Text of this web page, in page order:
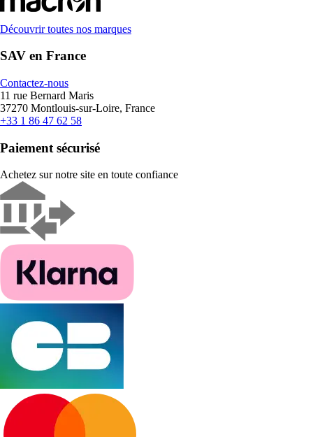
Découvrir toutes nos marques
SAV en France
Contactez-nous
11 rue Bernard Maris
37270 Montlouis-sur-Loire, France
+33 1 86 47 62 58
Paiement sécurisé
Achetez sur notre site en toute confiance